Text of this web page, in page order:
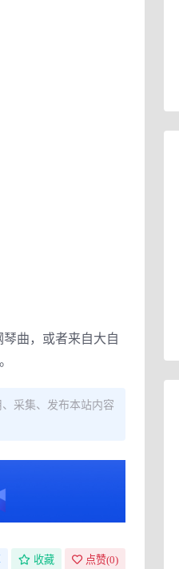
曲，或者来自大自
采集、发布本站内容
收藏 点赞(0)